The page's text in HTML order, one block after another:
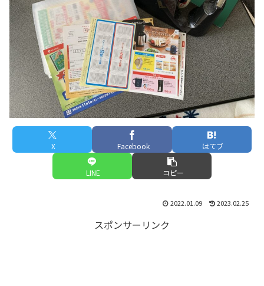
X Facebook はてブ
LINE コピー
2022.01.09 2023.02.25
スポンサーリンク